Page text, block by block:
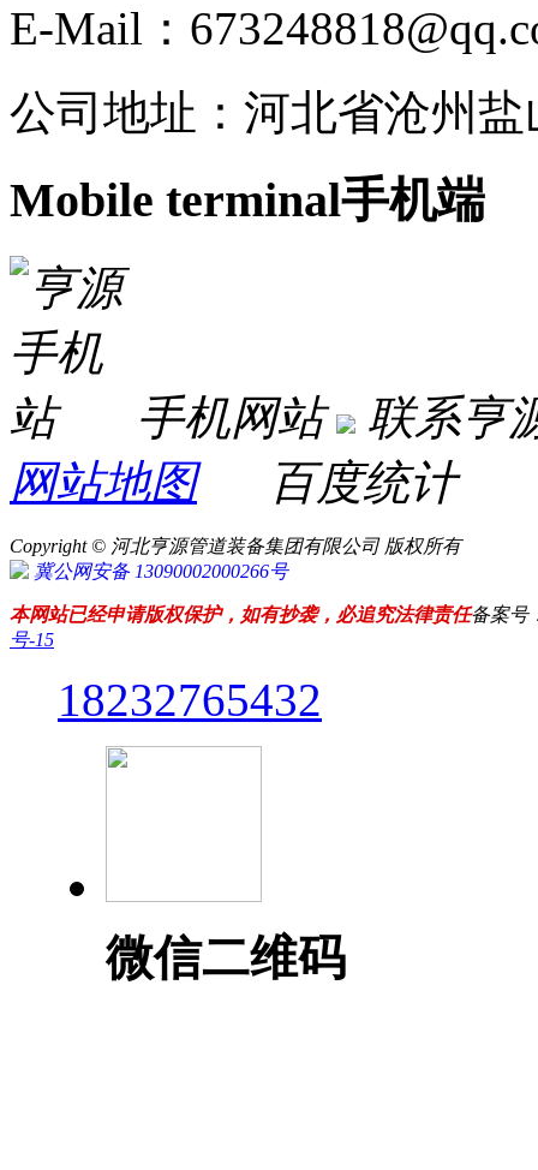
E-Mail：
公司地址：河北省沧州
Mobile terminal手机端
手机网站
联系亨
网站地图百度统计
Copyright © 河北亨源管道装备集团有限公司 版权所有
冀公网安备 13090002000266号
本网站已经申请版权保护，如有抄袭，必追究法律责任备案号
号-15
18232765432
微信二维码